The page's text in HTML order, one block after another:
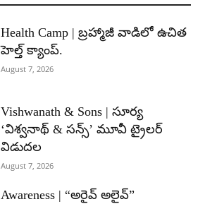
Health Camp | బ్రహ్మాజీ వాడిలో ఉచిత
హెల్త్ క్యాంప్.
August 7, 2026
Vishwanath & Sons | సూర్య
‘విశ్వనాథ్ & సన్స్’ మూవీ ట్రైలర్
విడుదల
August 7, 2026
Awareness | “అరైవ్ అలైవ్”